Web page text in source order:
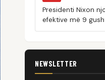
Presidenti Nixon
efektive më 9
NEWSLETTER